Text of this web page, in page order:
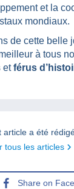
et la
mondiaux.
de cette belle
à tous
etférus
article a été
tous les articles
Share on